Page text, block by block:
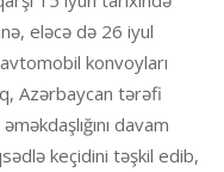
eləcə də 26 iyul
konvoyları
Azərbaycan tərəfi
davam
keçidini təşkil edib,